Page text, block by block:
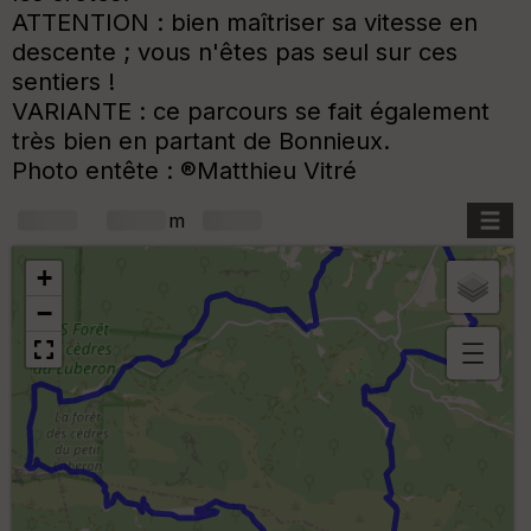
ATTENTION : bien maîtriser sa vitesse en
descente ; vous n'êtes pas seul sur ces
sentiers !
VARIANTE : ce parcours se fait également
très bien en partant de Bonnieux.
Photo entête : ®Matthieu Vitré
m
+
−
B